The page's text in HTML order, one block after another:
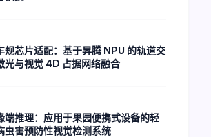
规芯片适配：基于昇腾 NPU 的轨道交
光与视觉 4D 占据网络融合
端推理：应用于果园便携式设备的轻
虫害预防性视觉检测系统